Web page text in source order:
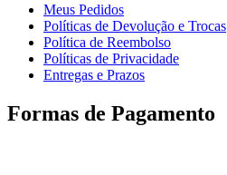
Meus Pedidos
Políticas de Devolução e Trocas
Política de Reembolso
Políticas de Privacidade
Entregas e Prazos
Formas de Pagamento